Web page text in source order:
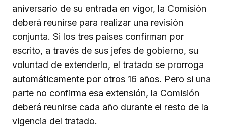
aniversario de su entrada en vigor, la Comisión
deberá reunirse para realizar una revisión
conjunta. Si los tres países confirman por
escrito, a través de sus jefes de gobierno, su
voluntad de extenderlo, el tratado se prorroga
automáticamente por otros 16 años. Pero si una
parte no confirma esa extensión, la Comisión
deberá reunirse cada año durante el resto de la
vigencia del tratado.